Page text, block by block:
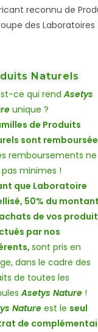
reconnu de
des
Naturels
ce qui rendAsetys
unique ?
de Produits
sont
remboursements ne
minimes !
que Laboratoire
50% du montant
de vos
par nos
sont pris en
dans le cadre des
de toutes les
Asetys Nature !
Nature est le seul
de